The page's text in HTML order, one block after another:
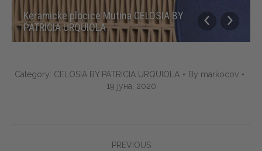
Keramicke plocice Mutina CELOSIA BY
PATRICIA URQUIOLA
Category: CELOSIA BY PATRICIA URQUIOLA By markocov
19 јуна, 2020
PREVIOUS